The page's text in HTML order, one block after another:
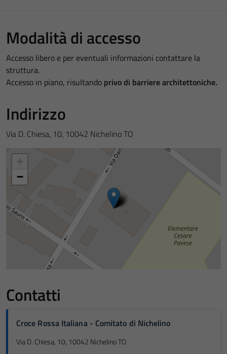
Modalità di accesso
Accesso libero e per eventuali informazioni contattare la
struttura.
Accesso in piano, risultando privo di barriere architettoniche.
Indirizzo
Via D. Chiesa, 10, 10042 Nichelino TO
−
Contatti
Croce Rossa Italiana - Comitato di Nichelino
Via D. Chiesa, 10, 10042 Nichelino TO